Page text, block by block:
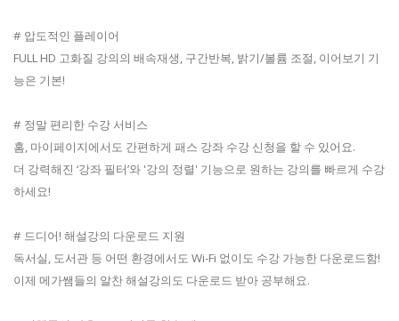
# 압도적인 플레이어
FULL HD 고화질 강의의 배속재생, 구간반복, 밝기/볼륨 조절, 이어보기 기
능은 기본!
# 정말 편리한 수강 서비스
홈, 마이페이지에서도 간편하게 패스 강좌 수강 신청을 할 수 있어요.
더 강력해진 ‘강좌 필터’와 '강의 정렬' 기능으로 원하는 강의를 빠르게 수강
하세요!
# 드디어! 해설강의 다운로드 지원
독서실, 도서관 등 어떤 환경에서도 Wi-Fi 없이도 수강 가능한 다운로드함!
이제 메가쌤들의 알찬 해설강의도 다운로드 받아 공부해요.